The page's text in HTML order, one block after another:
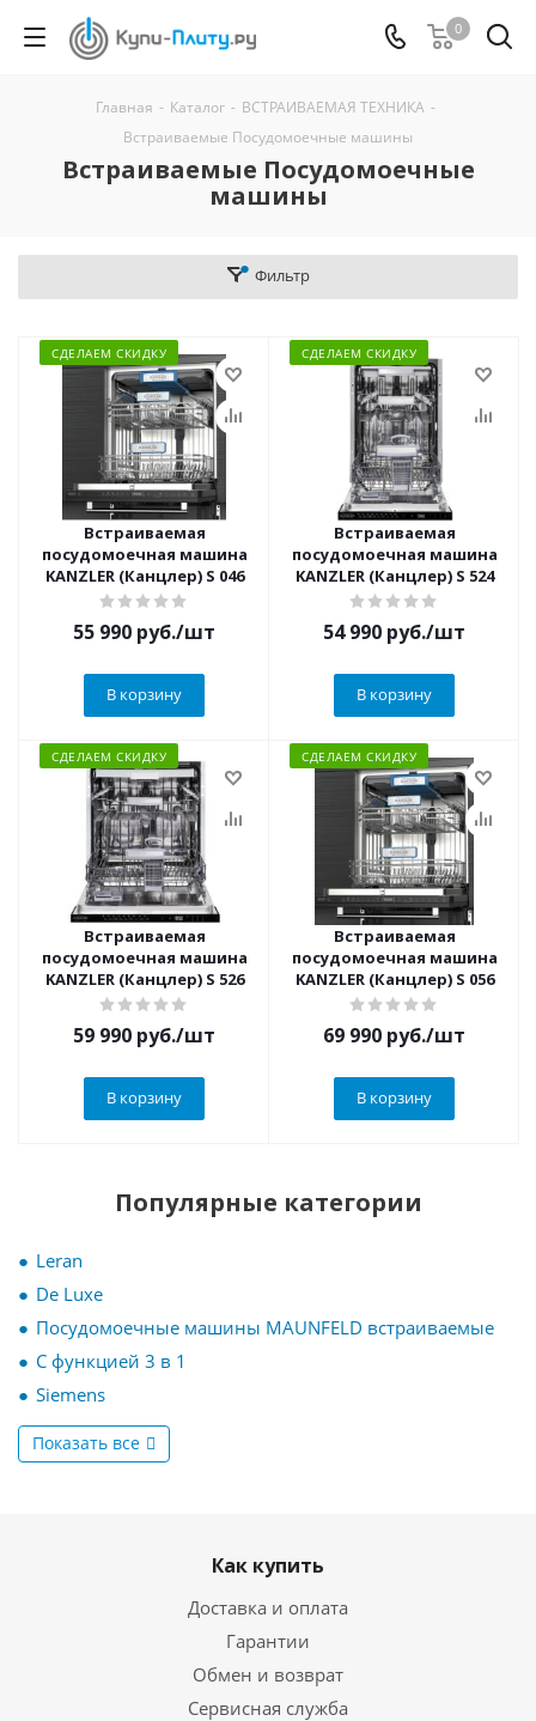
0
Главная - Каталог - ВСТРАИВАЕМАЯ ТЕХНИКА -
Встраиваемые Посудомоечные машины
Встраиваемые Посудомоечные
машины
Фильтр
СДЕЛАЕМ СКИДКУ
Встраиваемая
посудомоечная машина
KANZLER (Канцлер) S 046
55 990 руб./шт
В корзину
СДЕЛАЕМ СКИДКУ
Встраиваемая
посудомоечная машина
KANZLER (Канцлер) S 524
54 990 руб./шт
В корзину
СДЕЛАЕМ СКИДКУ
Встраиваемая
посудомоечная машина
KANZLER (Канцлер) S 526
59 990 руб./шт
В корзину
СДЕЛАЕМ СКИДКУ
Встраиваемая
посудомоечная машина
KANZLER (Канцлер) S 056
69 990 руб./шт
В корзину
Популярные категории
Leran
De Luxe
Посудомоечные машины MAUNFELD встраиваемые
С функцией 3 в 1
Siemens
Показать все
Как купить
Доставка и оплата
Гарантии
Обмен и возврат
Сервисная служба